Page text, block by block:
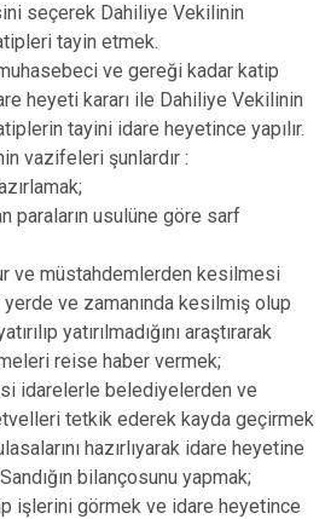
seçerek Dahiliye Vekilinin
tayin etmek.
ve gereği kadar katip
heyeti kararı ile Dahiliye Vekilinin
tayini idare heyetince yapılır.
vazifeleri şunlardır :
paraların usulüne göre sarf
ve müstahdemlerden kesilmesi
ve zamanında kesilmiş olup
yatırılmadığını araştırarak
reise haber vermek;
idarelerle belediyelerden ve
tetkik ederek kayda geçirmek
hazırlıyarak idare heyetine
bilançosunu yapmak;
işlerini görmek ve idare heyetince